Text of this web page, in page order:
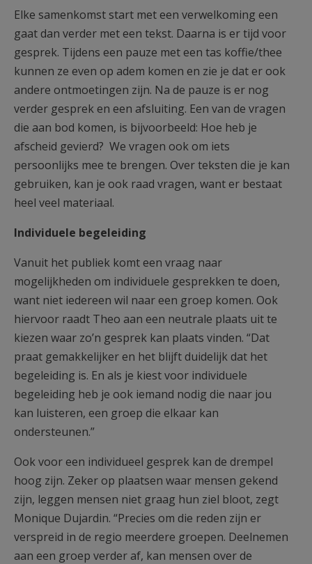
Elke samenkomst start met een verwelkoming een
gaat dan verder met een tekst. Daarna is er tijd voor
gesprek. Tijdens een pauze met een tas koffie/thee
kunnen ze even op adem komen en zie je dat er ook
andere ontmoetingen zijn. Na de pauze is er nog
verder gesprek en een afsluiting. Een van de vragen
die aan bod komen, is bijvoorbeeld: Hoe heb je
afscheid gevierd? We vragen ook om iets
persoonlijks mee te brengen. Over teksten die je kan
gebruiken, kan je ook raad vragen, want er bestaat
heel veel materiaal.
Individuele begeleiding
Vanuit het publiek komt een vraag naar
mogelijkheden om individuele gesprekken te doen,
want niet iedereen wil naar een groep komen. Ook
hiervoor raadt Theo aan een neutrale plaats uit te
kiezen waar zo’n gesprek kan plaats vinden. “Dat
praat gemakkelijker en het blijft duidelijk dat het
begeleiding is. En als je kiest voor individuele
begeleiding heb je ook iemand nodig die naar jou
kan luisteren, een groep die elkaar kan
ondersteunen.”
Ook voor een individueel gesprek kan de drempel
hoog zijn. Zeker op plaatsen waar mensen gekend
zijn, leggen mensen niet graag hun ziel bloot, zegt
Monique Dujardin. “Precies om die reden zijn er
verspreid in de regio meerdere groepen. Deelnemen
aan een groep verder af, kan mensen over de